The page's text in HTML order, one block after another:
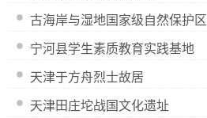
古海岸与湿地国家级自然保护区
宁河县学生素质教育实践基地
天津于方舟烈士故居
天津田庄坨战国文化遗址